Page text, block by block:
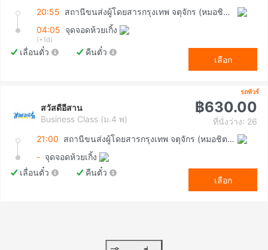
20:55
สถานีขนส่งผู้โดยสารกรุงเทพ จตุจักร (หมอชิต2)
04:05 จุดจอดห้วยเกิ้ง
(+1d)
เลื่อนตั๋ว คืนตั๋ว
เลือก
รถทัวร์
สวัสดีอีสาน
Business Class (ม.4 พ)
฿630.00
ที่นั่งว่าง: 26
21:00
สถานีขนส่งผู้โดยสารกรุงเทพ จตุจักร (หมอชิต2)
- จุดจอดห้วยเกิ้ง
เลื่อนตั๋ว
คืนตั๋ว
เลือก